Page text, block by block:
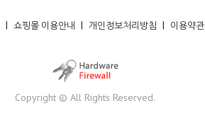
| 쇼핑몰 이용안내 | 개인정보처리방침 | 이용약관
Copyright © All Rights Reserved.